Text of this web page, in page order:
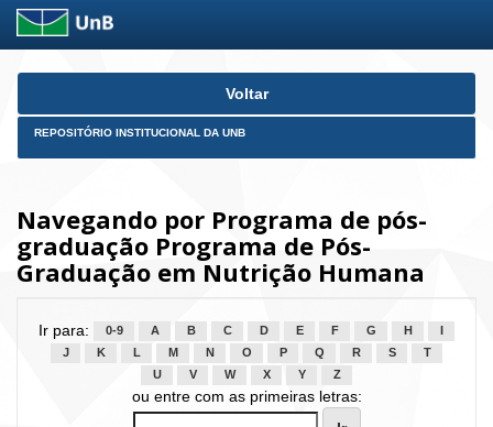
Skip
Voltar
REPOSITÓRIO INSTITUCIONAL DA UNB
Navegando por Programa de pós-
graduação Programa de Pós-
Graduação em Nutrição Humana
Ir para: 0-9 A B C D E F G H
J
K L M N O P Q R S
T
U
V W X Y Z
ou entre com as primeiras letras: